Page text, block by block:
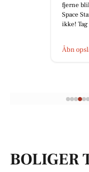
fjerne
Space
ikke!
Åbn
BOLIGER